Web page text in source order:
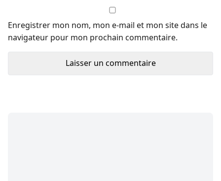
Enregistrer mon nom, mon e-mail et mon site dans le
navigateur pour mon prochain commentaire.